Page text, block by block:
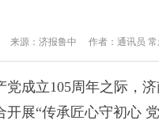
来源： 济报鲁中 作者：通讯员
立105周年之际，济
开展“传承匠心守初心